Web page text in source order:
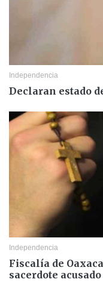
Independencia
Declaran estado
Independencia
Fiscalía de
sacerdote